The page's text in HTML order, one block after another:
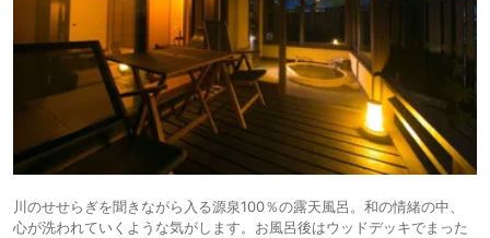
川のせせらぎを聞きながら入る源泉100％の露天風呂。和の情緒の中、
心が洗われていくような気がします。お風呂後はウッドデッキでまった